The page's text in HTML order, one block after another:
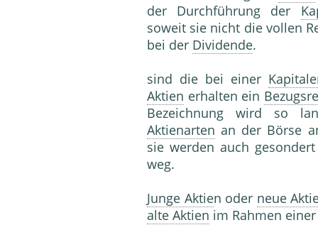
der Durchführung der
soweit sie nicht die vollen
bei der Dividende.
sind die bei einer
Aktien erhalten ein
Bezeichnung wird so
Aktienarten an der Börse
sie werden auch
weg.
Junge Aktien oder neue
alte Aktien im Rahmen